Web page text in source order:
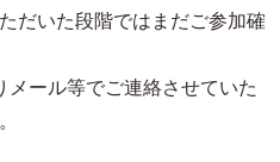
だいた段階ではまだご参加確
メール等でご連絡させていた